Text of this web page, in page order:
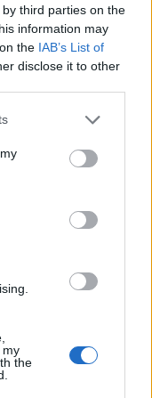
third parties on the
information may
the IAB’s List of
disclose it to other
or more Google
You may click to
third-party tags to
in below Google
my
the
ένας
μέρα.
→